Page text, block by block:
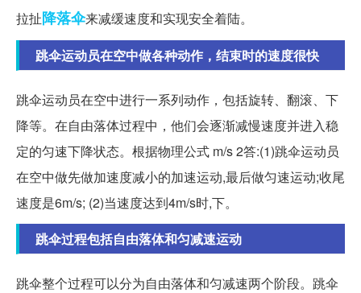
拉扯降落伞来减缓速度和实现安全着陆。
跳伞运动员在空中做各种动作，结束时的速度很快
跳伞运动员在空中进行一系列动作，包括旋转、翻滚、下
降等。在自由落体过程中，他们会逐渐减慢速度并进入稳
定的匀速下降状态。根据物理公式 m/s 2答:(1)跳伞运动员
在空中做先做加速度减小的加速运动,最后做匀速运动;收尾
速度是6m/s; (2)当速度达到4m/s时,下。
跳伞过程包括自由落体和匀减速运动
跳伞整个过程可以分为自由落体和匀减速两个阶段。跳伞